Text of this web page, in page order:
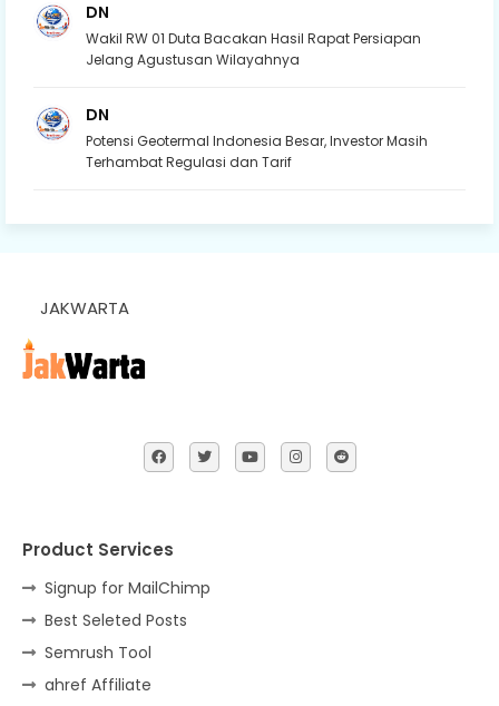
DN
Wakil RW 01 Duta Bacakan Hasil Rapat Persiapan
Jelang Agustusan Wilayahnya
DN
Potensi Geotermal Indonesia Besar, Investor Masih
Terhambat Regulasi dan Tarif
JAKWARTA
Product Services
Signup for MailChimp
Best Seleted Posts
Semrush Tool
ahref Affiliate